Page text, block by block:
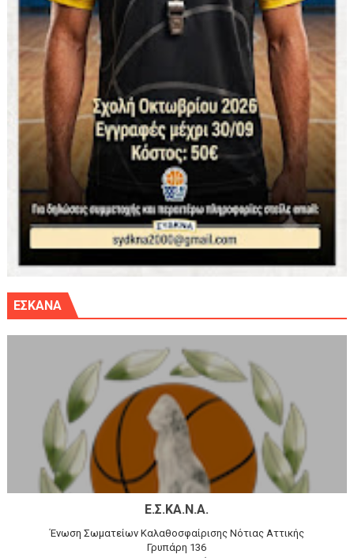
ΕΣΚΑΝΑ
Ε.Σ.ΚΑ.Ν.Α.
Ένωση Σωματείων Καλαθοσφαίρισης Νότιας Αττικής
Γρυπάρη 136